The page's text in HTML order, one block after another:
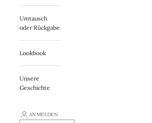
Umtausch
oder Rückgabe
Lookbook
Unsere
Geschichte
ANMELDEN